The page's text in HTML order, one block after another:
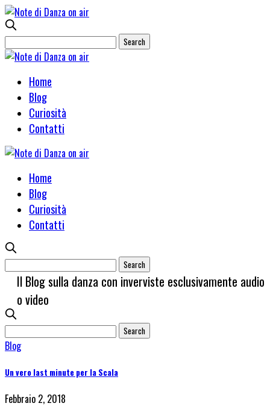
Home
Blog
Curiosità
Contatti
Home
Blog
Curiosità
Contatti
Il Blog sulla danza con inverviste esclusivamente audio
o video
Blog
Un vero last minute per la Scala
Febbraio 2, 2018